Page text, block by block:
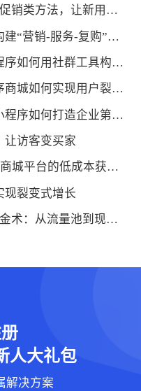
2.小程序商城用户留存：3个非促销类方法，让新用户成为长期客户
3.小程序微商城如何赋能品牌构建“营销-服务-复购”闭环？
4.危机中的增长密码：商城小程序如何用社群工具构建“反脆弱”私域？
5.私域流量新玩法：多店小程序商城如何实现用户裂变式增长？
6.从工具到生态：新零售商城小程序如何打造企业第二增长曲线
让访客变买家
8.社交裂变+私域流量：小程序商城平台的低成本获客秘籍
现裂变式增长
10.小程序微商城的私域流量炼金术：从流量池到现金池的转化密码
人大礼包
解决方案